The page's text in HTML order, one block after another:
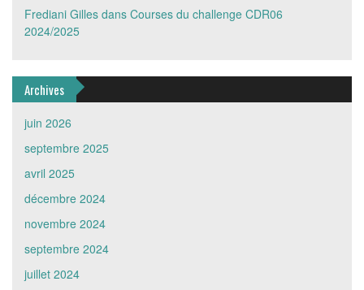
Frediani Gilles dans Courses du challenge CDR06
2024/2025
Archives
juin 2026
septembre 2025
avril 2025
décembre 2024
novembre 2024
septembre 2024
juillet 2024